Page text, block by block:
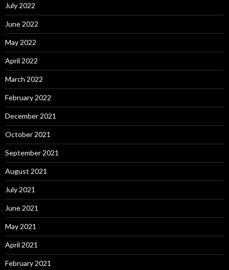
July 2022
June 2022
May 2022
April 2022
March 2022
February 2022
December 2021
October 2021
September 2021
August 2021
July 2021
June 2021
May 2021
April 2021
February 2021